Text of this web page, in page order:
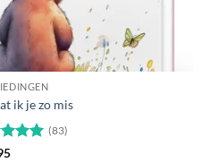
ik je zo mis
(83)